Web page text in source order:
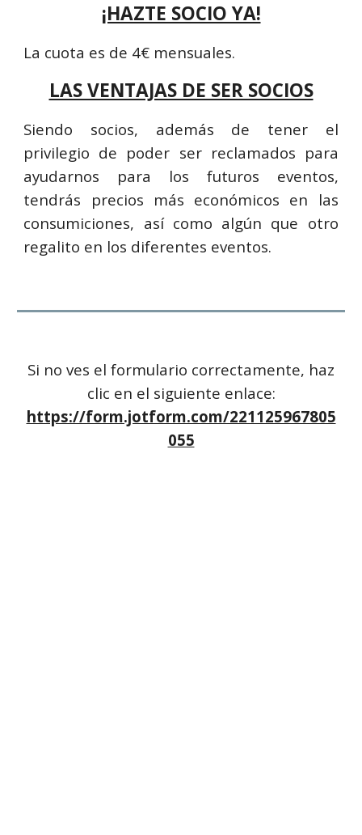
¡HAZTE SOCIO YA!
La cuota es de 4€ mensuales.
LAS VENTAJAS DE SER SOCIOS
Siendo socios, además de tener el
privilegio de poder ser reclamados para
ayudarnos para los futuros eventos,
tendrás precios más económicos en las
consumiciones, así como algún que otro
regalito en los diferentes eventos.
Si no ves el formulario correctamente, haz
clic en el siguiente enlace:
https://form.jotform.com/221125967805
055